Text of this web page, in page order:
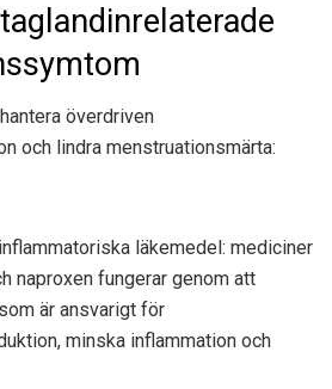
överdriven
och lindra menstruationsmärta:
läkemedel: mediciner
naproxen fungerar genom att
är ansvarigt för
minska inflammation och